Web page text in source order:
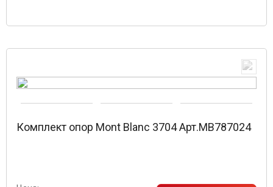
Комплект опор Mont Blanc 3704 Арт.MB787024